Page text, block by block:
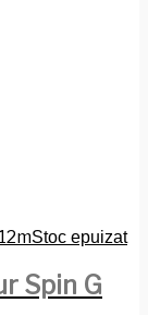
Stoc epuizat
Spin G